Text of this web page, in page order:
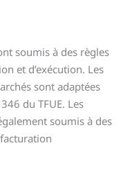
soumis à des règles
et d’exécution. Les
sont adaptées
du TFUE. Les
soumis à des